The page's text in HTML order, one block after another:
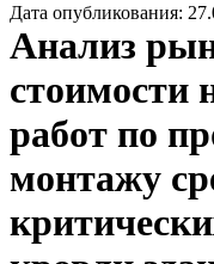
Дата опубликования:
Анализ
стоимости
работ по
монтажу